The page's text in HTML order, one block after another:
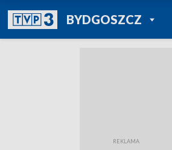
BYDGOSZCZPOWRÓT DO
TVP REGIONY